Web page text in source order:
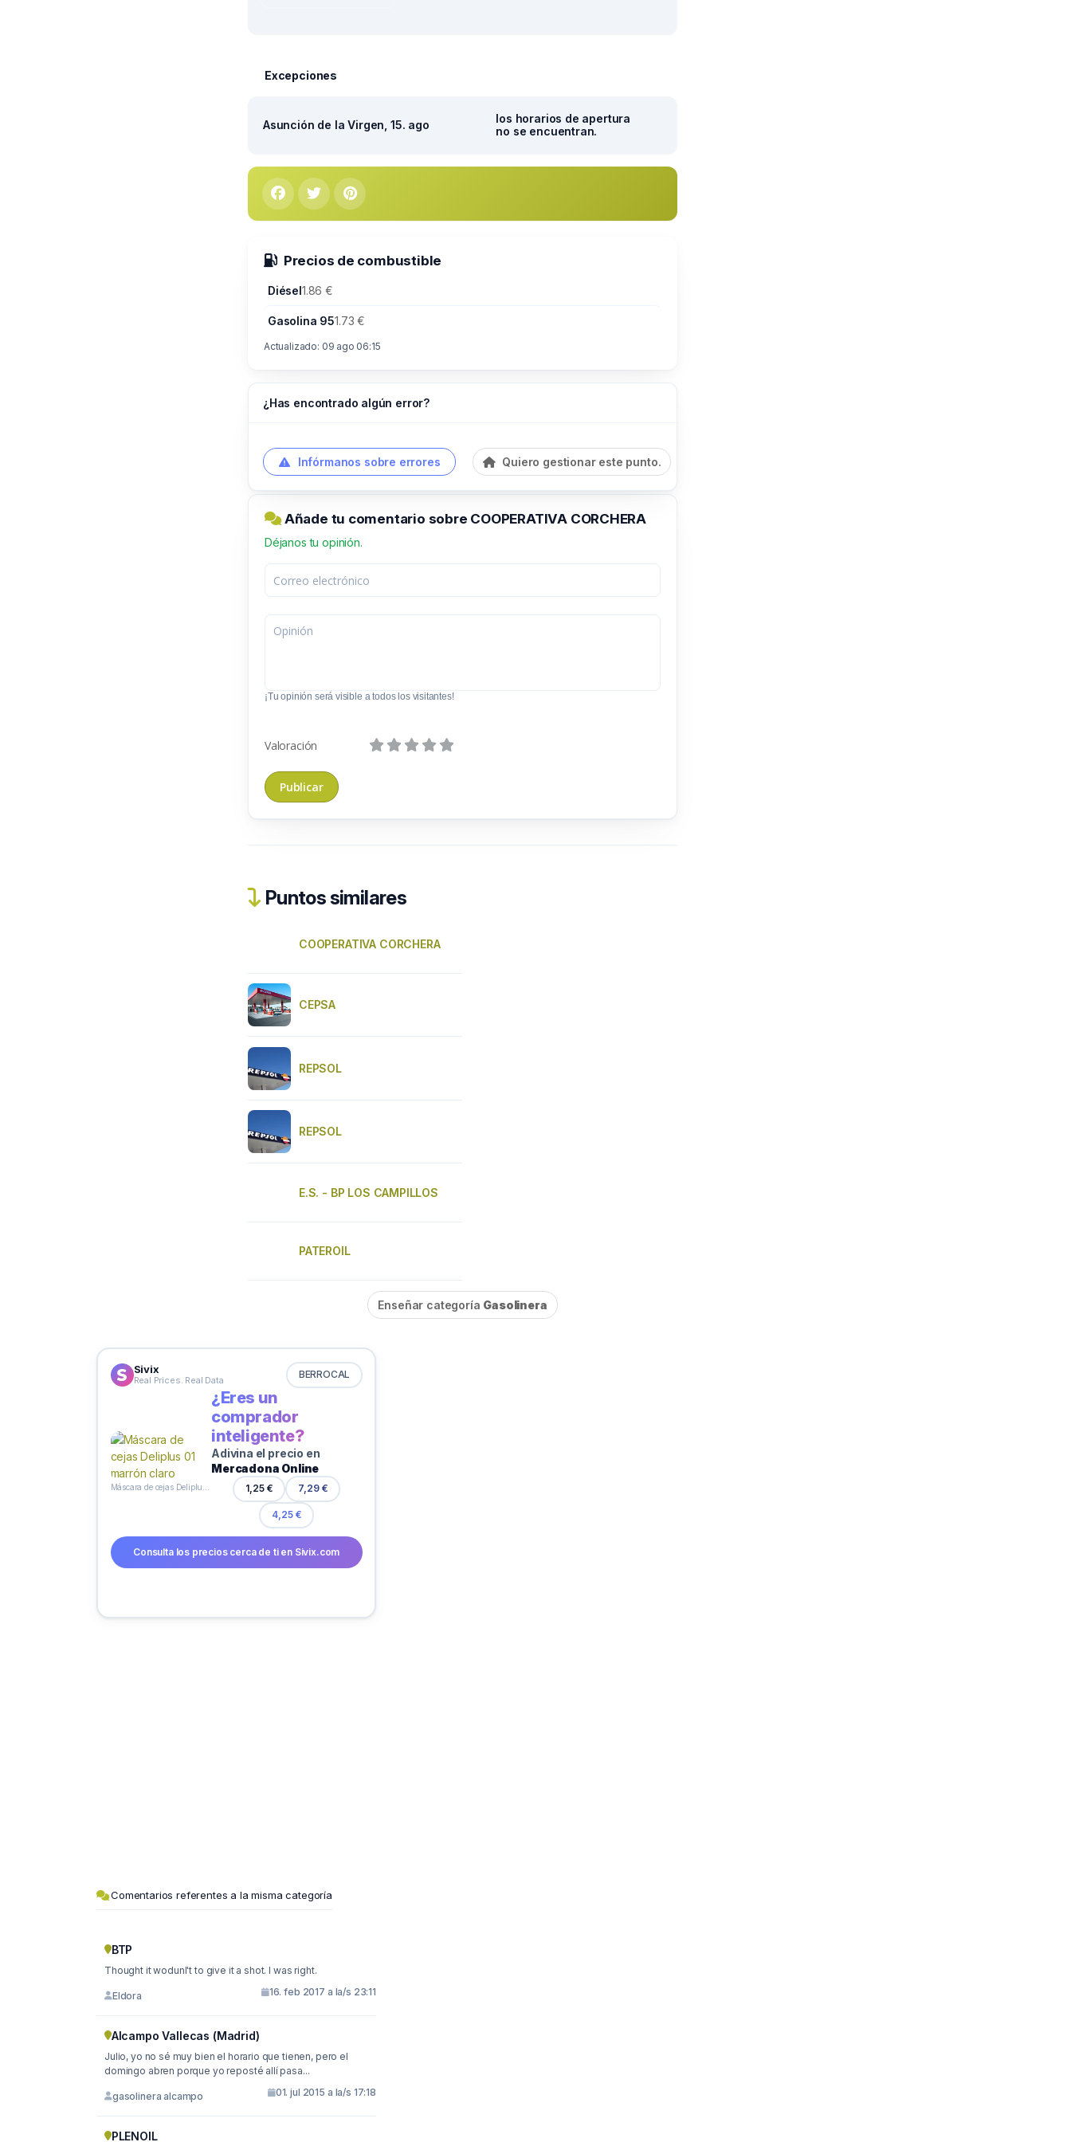
Excepciones
Asunción de la Virgen, 15. ago
los horarios de apertura
no se encuentran.
Precios de combustible
Diésel1.86 €
Gasolina 951.73 €
Actualizado: 09 ago 06:15
¿Has encontrado algún error?
Infórmanos sobre errores Quiero gestionar este punto.
Añade tu comentario sobre COOPERATIVA CORCHERA
Déjanos tu opinión.
¡Tu opinión será visible a todos los visitantes!
Valoración
Puntos similares
COOPERATIVA CORCHERA
CEPSA
REPSOL
REPSOL
E.S. - BP LOS CAMPILLOS
PATEROIL
Enseñar categoría Gasolinera
Sivix
Real Prices. Real Data BERROCAL
¿Eres un
comprador
inteligente?
Adivina el precio en
Mercadona Online
1,25 € 7,29 €
4,25 €
Consulta los precios cerca de ti en Sivix.com
Comentarios referentes a la misma categoría
BTP
Thought it wodunl't to give it a shot. I was right.
Eldora 16. feb 2017 a la/s 23:11
Alcampo Vallecas (Madrid)
Julio, yo no sé muy bien el horario que tienen, pero el
domingo abren porque yo reposté allí pasa...
gasolinera alcampo 01. jul 2015 a la/s 17:18
PLENOIL